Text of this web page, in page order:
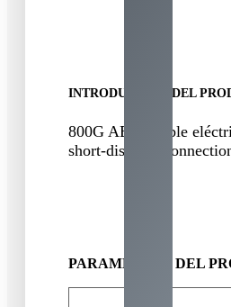
INTRODUCCIÓN DEL
800G AEC (Cable
short-distance
PARAMETROS DEL